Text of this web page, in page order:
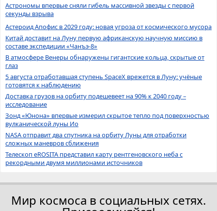
Астрономы впервые сняли гибель массивной звезды с первой
секунды взрыва
Астероид Апофис в 2029 году: новая угроза от космического мусора
Китай доставит на Луну первую африканскую научную миссию в
составе экспедиции «Чанъэ-8»
В атмосфере Венеры обнаружены гигантские кольца, скрытые от
глаз
5 августа отработавшая ступень SpaceX врежется в Луну: учёные
готовятся к наблюдению
Доставка грузов на орбиту подешевеет на 90% к 2040 году –
исследование
Зонд «Юнона» впервые измерил скрытое тепло под поверхностью
вулканической луны Ио
NASA отправит два спутника на орбиту Луны для отработки
сложных маневров сближения
Телескоп eROSITA представил карту рентгеновского неба с
рекордными двумя миллионами источников
Мир космоса в социальных сетях.